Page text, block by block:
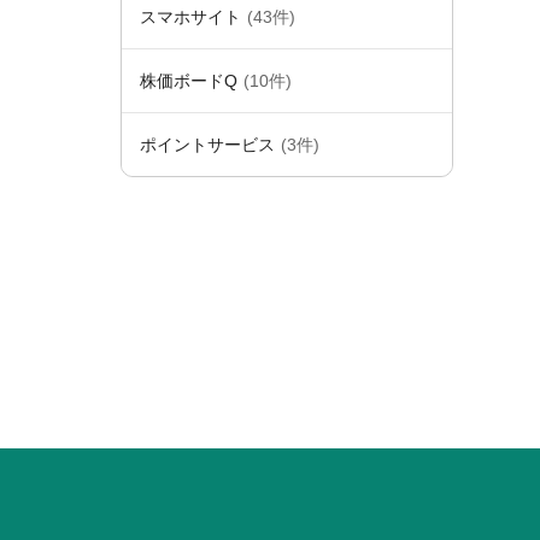
スマホサイト (43件)
株価ボードQ (10件)
ポイントサービス (3件)